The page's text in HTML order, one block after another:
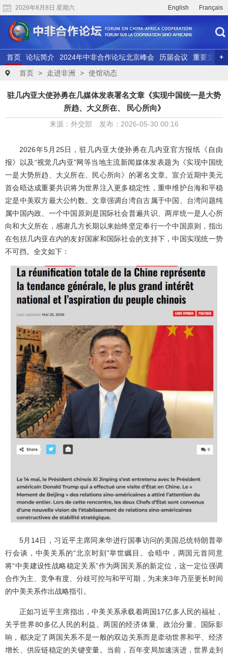
2026年8月8日 星期六 English Français
首页 论坛简介 2024年中非合作论坛北京峰会 历届会议
重要文献
联合研究
精彩视频
首页 > 走进非洲 > 使馆动态
驻几内亚大使孙勇在几媒体发表署名文章《实现中国统一是大势
所趋、大义所在、 民心所向》
来源：外交部 发布：2026-05-30 00:16
2026年5月25日，驻几内亚大使孙勇在几内亚官方报纸《自由
报》以及“视觉几内亚”网等当地主流新闻媒体发表题为《实现中国统
一是大势所趋、大义所在、民心所向》的署名文章。宣介近期中美元
首会晤达成重要共识将为世界注入更多稳定性，重申维护台海和平稳
定是中美双方最大公约数。文章强调台湾自古属于中国、台湾问题纯
属中国内政、一个中国原则是国际社会普遍共识、两岸统一是人心所
向和大义所在，感谢几方长期以来始终坚定奉行一个中国原则，指出
在包括几内亚在内的友好国家和国际社会的支持下，中国实现统一势
不可挡。全文如下：
5月14日，习近平主席同来华进行国事访问的美国总统特朗普举
行会谈，中美关系的“北京时刻”举世瞩目。会晤中，两国元首同意
将“中美建设性战略稳定关系”作为两国关系的新定位，这一定位强调
合作为主、竞争有度、分歧可控与和平可期，为未来3年乃至更长时间
的中美关系作出战略指引。
正如习近平主席指出，中美关系承载着两国17亿多人民的福祉，
关乎世界80多亿人民的利益。两国的经济体量、政治分量、国际影
响，都决定了两国关系不是一般的双边关系而是牵动世界和平、经济
增长、供应链稳定的关键变量。当前，百年变局加速演进，世界走到